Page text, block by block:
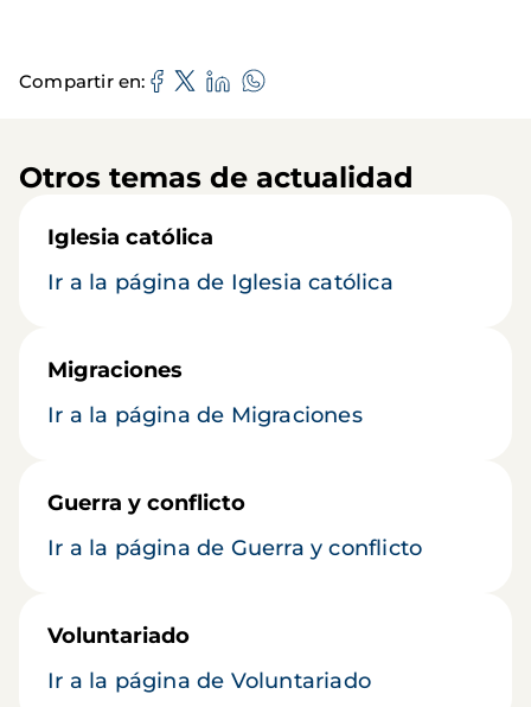
Compartir en
Otros temas de actualidad
Iglesia católica
Ir a la página de Iglesia católica
Migraciones
Ir a la página de Migraciones
Guerra y conflicto
Ir a la página de Guerra y conflicto
Voluntariado
Ir a la página de Voluntariado